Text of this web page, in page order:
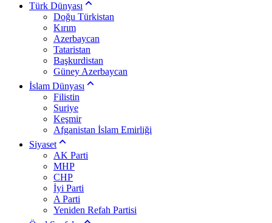
Türk Dünyası
Doğu Türkistan
Kırım
Azerbaycan
Tataristan
Başkurdistan
Güney Azerbaycan
İslam Dünyası
Filistin
Suriye
Keşmir
Afganistan İslam Emirliği
Siyaset
AK Parti
MHP
CHP
İyi Parti
A Parti
Yeniden Refah Partisi